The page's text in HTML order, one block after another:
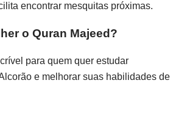
encontrar mesquitas próximas.
o Quran Majeed?
para quem quer estudar
e melhorar suas habilidades de